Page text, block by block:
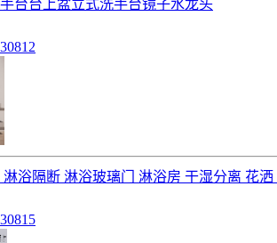
台台上盆立式洗手台镜子水龙头
淋浴隔断 淋浴玻璃门 淋浴房 干湿分离 花